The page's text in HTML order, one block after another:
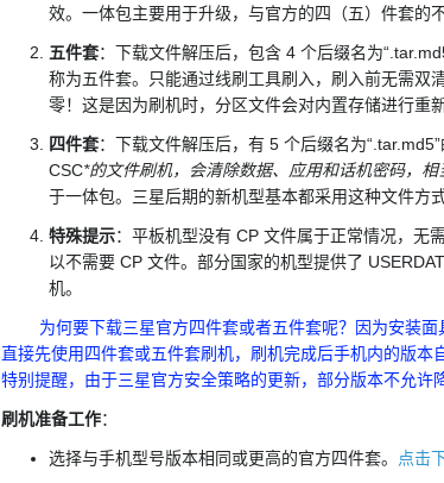
效。一体包主要用于升级，与官方的四（五）件套的
五件套：下载文件解压后，包含 4 个后缀名为
称为五件套。只能通过线刷工具刷入，刷入前无需双
零！这是因为刷机时，分区文件会对内置存储进行重
四件套：下载文件解压后，有 5 个后缀名为
CSC*的文件刷机，会清除数据、应用和话机密码，
于一体包。三星后期的新机型基本都采用这种文件方式
特殊提示：平板机型没有 CP 文件属于正常情况，无
以不需要 CP 文件。部分国家的机型提供了
机。
为何要下载三星官方四件套或者五件套呢？因为安装面
直接先使用四件套或五件套刷机，刷机完成后手机内的版本
特别提醒，由于三星官方安全策略的更新，部分版本不允许
刷机准备工作：
选择与手机型号版本相同或更高的官方四件套。 点击